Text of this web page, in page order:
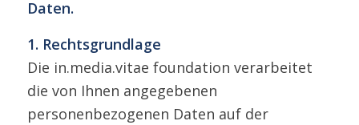
Daten.
1. Rechtsgrundlage
Die in.media.vitae foundation verarbeitet
die von Ihnen angegebenen
personenbezogenen Daten auf der